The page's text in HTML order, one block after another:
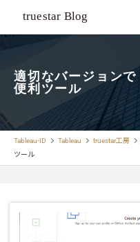
適切なバージョン
便利ツール
Tableau-ID Tableau truestar工房
ツール